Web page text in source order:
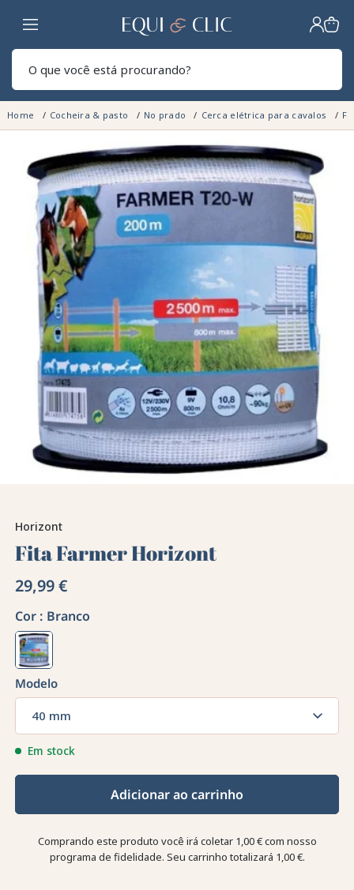
Lar
Home Cocheira & pasto No prado Cerca elétrica para cavalos
Horizont
Fita Farmer Horizont
29,99 €
Cor : Branco
Modelo
40 mm
Em stock
Adicionar ao carrinho
Comprando este produto você irá coletar 1,00 €com nosso
programa de fidelidade. Seu carrinho totalizará 1,00 €.